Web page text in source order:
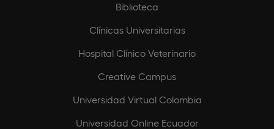
Biblioteca
Clínicas Universitarias
Hospital Clínico Veterinario
Creative Campus
Universidad Virtual Colombia
Universidad Online Ecuador